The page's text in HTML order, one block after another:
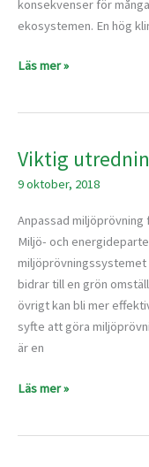
konsekvenser för
ekosystemen. En hög
Läs mer »
Viktig
9 oktober, 2018
Anpassad miljöprövning
Miljö- och
miljöprövningssystemet
bidrar till en grön
övrigt kan bli mer
syfte att göra
är en
Viktig
utredning
torvbranschen
Läs mer »